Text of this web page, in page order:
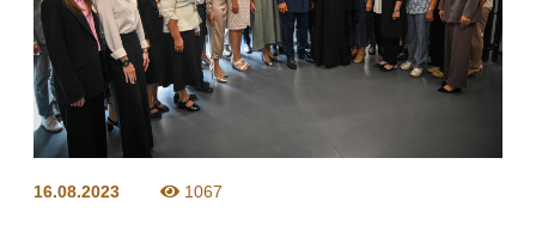
16.08.2023 1067